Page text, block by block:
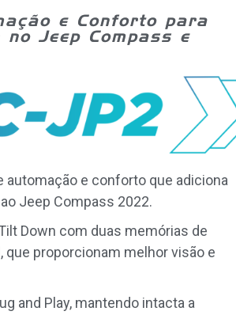
e Conforto para
Jeep Compass e
automação e conforto que adiciona
Jeep Compass 2022.
Down com duas memórias de
proporcionam melhor visão e
and Play, mantendo intacta a